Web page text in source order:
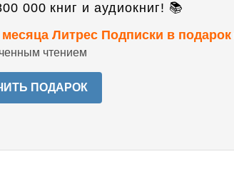
000 книг и аудиокниг! 📚
месяца Литрес Подписки в подарок
чтением
ПОДАРОК